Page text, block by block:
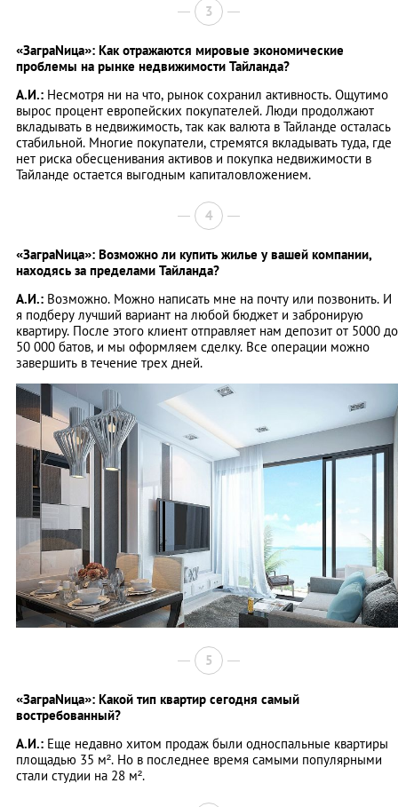
3
«ЗаграNица»: Как отражаются мировые экономические
проблемы на рынке недвижимости Тайланда?
А.И.: Несмотря ни на что, рынок сохранил активность. Ощутимо
вырос процент европейских покупателей. Люди продолжают
вкладывать в недвижимость, так как валюта в Тайланде осталась
стабильной. Многие покупатели, стремятся вкладывать туда, где
нет риска обесценивания активов и покупка недвижимости в
Тайланде остается выгодным капиталовложением.
4
«ЗаграNица»: Возможно ли купить жилье у вашей компании,
находясь за пределами Тайланда?
А.И.: Возможно. Можно написать мне на почту или позвонить. И
я подберу лучший вариант на любой бюджет и забронирую
квартиру. После этого клиент отправляет нам депозит от 5000 до
50 000 батов, и мы оформляем сделку. Все операции можно
завершить в течение трех дней.
5
«ЗаграNица»: Какой тип квартир сегодня самый
востребованный?
А.И.: Еще недавно хитом продаж были односпальные квартиры
площадью 35 м². Но в последнее время самыми популярными
стали студии на 28 м².